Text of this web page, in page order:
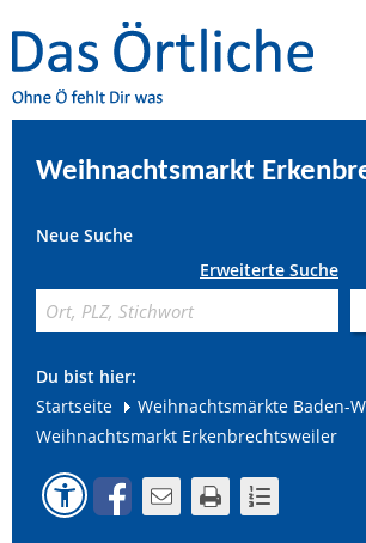
Weihnachtsmarkt
Neue Suche
Erweiterte Suche
Du bist hier:
Startseite
Weihnachtsmärkte Baden-
Weihnachtsmarkt Erkenbrechtsweiler